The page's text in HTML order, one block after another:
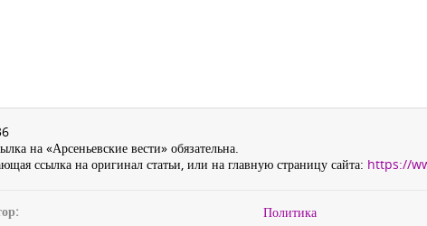
на «Арсеньевские вести» обязательна.
ссылка на оригинал статьи, или на главную страницу сайта: https://
Политика